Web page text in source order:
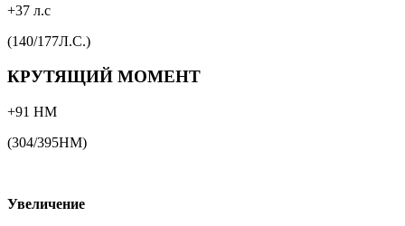
+37 л.с
(140/177Л.С.)
КРУТЯЩИЙ МОМЕНТ
+91 НМ
(304/395НМ)
Увеличение